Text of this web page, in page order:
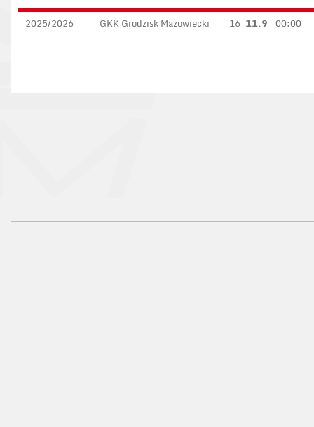
2025/2026 GKK Grodzisk Mazowiecki 16 11.9 00:00